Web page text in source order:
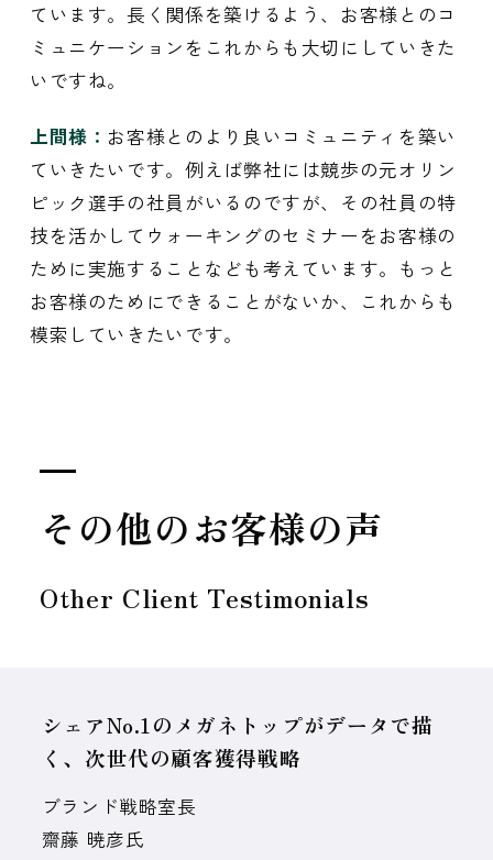
ています。長く関係を築けるよう、お客様とのコ
ミュニケーションをこれからも大切にしていきた
いですね。
上間様： お客様とのより良いコミュニティを築い
ていきたいです。例えば弊社には競歩の元オリン
ピック選手の社員がいるのですが、その社員の特
技を活かしてウォーキングのセミナーをお客様の
ために実施することなども考えています。もっと
お客様のためにできることがないか、これからも
模索していきたいです。
その他のお客様の声
Other Client Testimonials
シェアNo.1のメガネトップがデータで描
く、次世代の顧客獲得戦略
ブランド戦略室長
齋藤 暁彦氏